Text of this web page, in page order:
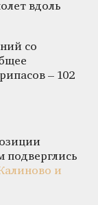
вдоль
со
– 102
и